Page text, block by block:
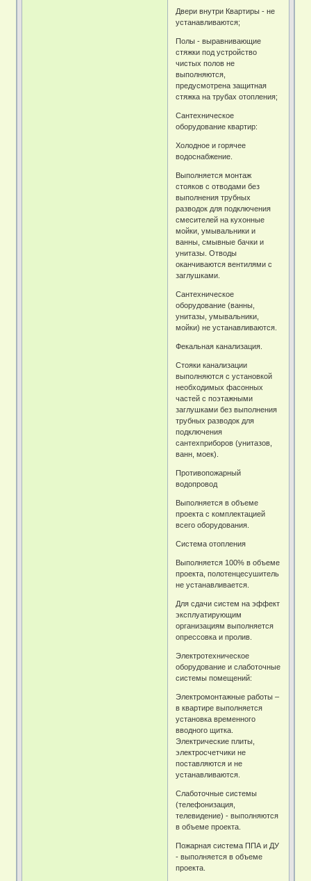
Двери внутри Квартиры - не
устанавливаются;
Полы - выравнивающие
стяжки под устройство
чистых полов не
выполняются,
предусмотрена защитная
стяжка на трубах отопления;
Сантехническое
оборудование квартир:
Холодное и горячее
водоснабжение.
Выполняется монтаж
стояков с отводами без
выполнения трубных
разводок для подключения
смесителей на кухонные
мойки, умывальники и
ванны, смывные бачки и
унитазы. Отводы
оканчиваются вентилями с
заглушками.
Сантехническое
оборудование (ванны,
унитазы, умывальники,
мойки) не устанавливаются.
Фекальная канализация.
Стояки канализации
выполняются с установкой
необходимых фасонных
частей с поэтажными
заглушками без выполнения
трубных разводок для
подключения
сантехприборов (унитазов,
ванн, моек).
Противопожарный
водопровод
Выполняется в объеме
проекта с комплектацией
всего оборудования.
Система отопления
Выполняется 100% в объеме
проекта, полотенцесушитель
не устанавливается.
Для сдачи систем на эффект
эксплуатирующим
организациям выполняется
опрессовка и пролив.
Электротехническое
оборудование и слаботочные
системы помещений:
Электромонтажные работы –
в квартире выполняется
установка временного
вводного щитка.
Электрические плиты,
электросчетчики не
поставляются и не
устанавливаются.
Слаботочные системы
(телефонизация,
телевидение) - выполняются
в объеме проекта.
Пожарная система ППА и ДУ
- выполняется в объеме
проекта.